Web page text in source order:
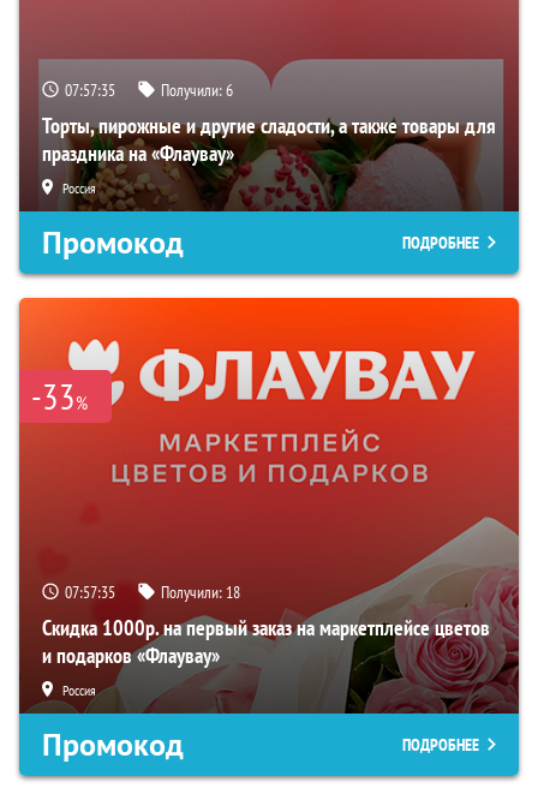
07:57:34 Получили:6
Торты, пирожные и другие сладости, а также товары для
праздника на «Флаувау»
Россия
Промокод ПОДРОБНЕЕ
-33%
07:57:34 Получили: 18
Скидка 1000р. на первый заказ на маркетплейсе цветов
и подарков «Флаувау»
Россия
Промокод ПОДРОБНЕЕ